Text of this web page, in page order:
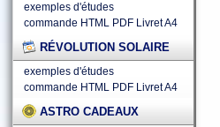
exemples d'études
commande HTML PDF Livret A4
RÉVOLUTION SOLAIRE
exemples d'études
commande HTML PDF Livret A4
ASTRO CADEAUX